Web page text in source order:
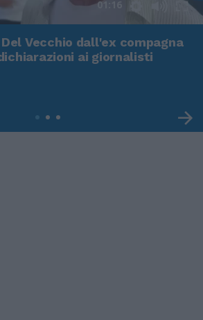
01:16
Vecchio dall'ex compagna
ai giornalisti